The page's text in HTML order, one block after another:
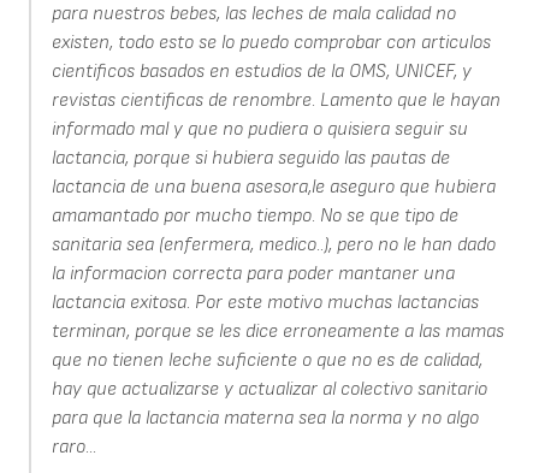
para nuestros bebes, las leches de mala calidad no
existen, todo esto se lo puedo comprobar con articulos
cientificos basados en estudios de la OMS, UNICEF, y
revistas cientificas de renombre. Lamento que le hayan
informado mal y que no pudiera o quisiera seguir su
lactancia, porque si hubiera seguido las pautas de
lactancia de una buena asesora,le aseguro que hubiera
amamantado por mucho tiempo. No se que tipo de
sanitaria sea (enfermera, medico..), pero no le han dado
la informacion correcta para poder mantaner una
lactancia exitosa. Por este motivo muchas lactancias
terminan, porque se les dice erroneamente a las mamas
que no tienen leche suficiente o que no es de calidad,
hay que actualizarse y actualizar al colectivo sanitario
para que la lactancia materna sea la norma y no algo
raro...